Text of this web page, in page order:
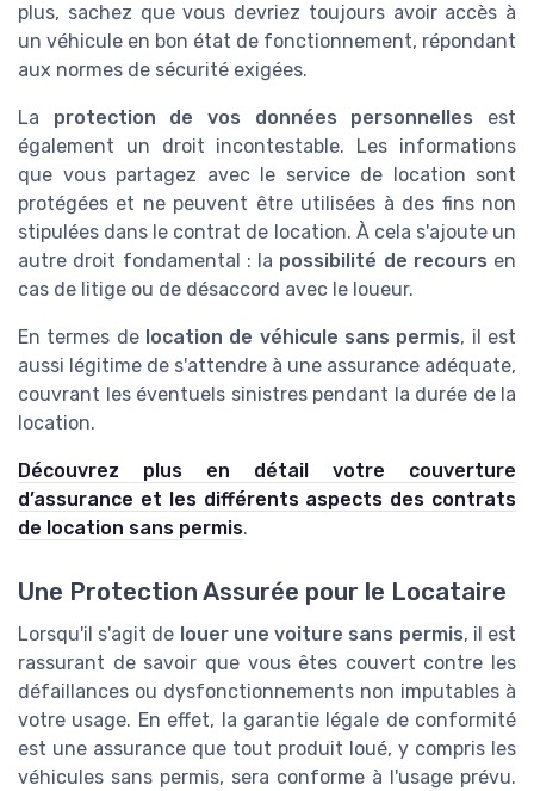
plus, sachez que vous devriez toujours avoir accès à
un véhicule en bon état de fonctionnement, répondant
aux normes de sécurité exigées.
La protection de vos données personnelles est
également un droit incontestable. Les informations
que vous partagez avec le service de location sont
protégées et ne peuvent être utilisées à des fins non
stipulées dans le contrat de location. À cela s'ajoute un
autre droit fondamental : la possibilité de recours en
cas de litige ou de désaccord avec le loueur.
En termes de location de véhicule sans permis, il est
aussi légitime de s'attendre à une assurance adéquate,
couvrant les éventuels sinistres pendant la durée de la
location.
Découvrez plus en détail votre couverture
d’assurance et les différents aspects des contrats
de location sans permis.
Une Protection Assurée pour le Locataire
Lorsqu'il s'agit de louer une voiture sans permis, il est
rassurant de savoir que vous êtes couvert contre les
défaillances ou dysfonctionnements non imputables à
votre usage. En effet, la garantie légale de conformité
est une assurance que tout produit loué, y compris les
véhicules sans permis, sera conforme à l'usage prévu.